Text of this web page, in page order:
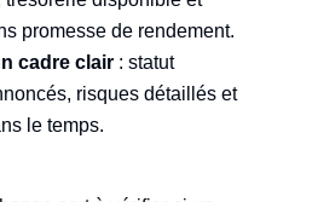
promesse de rendement.
cadre clair : statut
risques détaillés et
le temps.